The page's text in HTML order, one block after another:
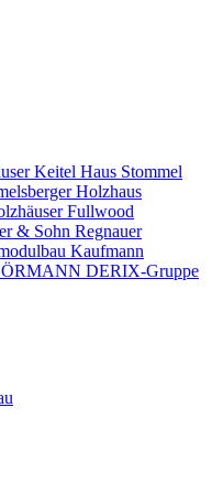
Keitel Haus Stommel
Holzhaus
Fullwood
& Sohn Regnauer
Kaufmann
DERIX-Gruppe